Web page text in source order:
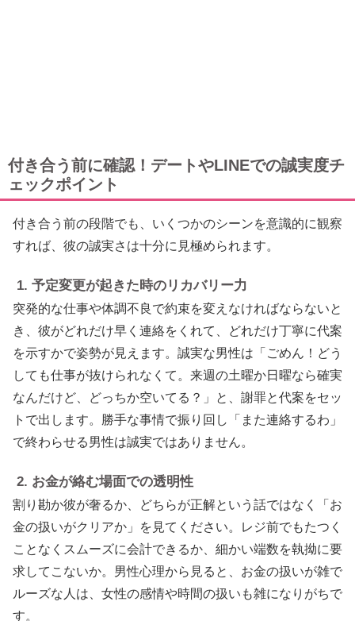
付き合う前に確認！デートやLINEでの誠実度チ
ェックポイント
付き合う前の段階でも、いくつかのシーンを意識的に観察
すれば、彼の誠実さは十分に見極められます。
1. 予定変更が起きた時のリカバリー力
突発的な仕事や体調不良で約束を変えなければならないと
き、彼がどれだけ早く連絡をくれて、どれだけ丁寧に代案
を示すかで姿勢が見えます。誠実な男性は「ごめん！どう
しても仕事が抜けられなくて。来週の土曜か日曜なら確実
なんだけど、どっちか空いてる？」と、謝罪と代案をセッ
トで出します。勝手な事情で振り回し「また連絡するわ」
で終わらせる男性は誠実ではありません。
2. お金が絡む場面での透明性
割り勘か彼が奢るか、どちらが正解という話ではなく「お
金の扱いがクリアか」を見てください。レジ前でもたつく
ことなくスムーズに会計できるか、細かい端数を執拗に要
求してこないか。男性心理から見ると、お金の扱いが雑で
ルーズな人は、女性の感情や時間の扱いも雑になりがちで
す。